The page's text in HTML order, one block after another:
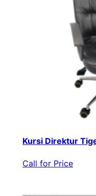
Kursi Direktur
Call for Price